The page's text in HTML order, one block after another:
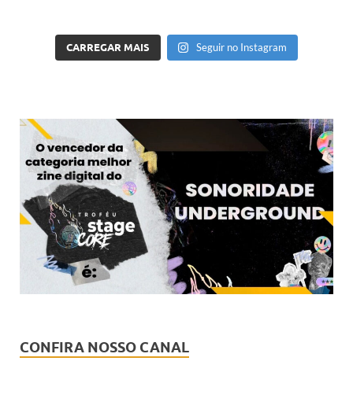
CARREGAR MAIS Seguir no Instagram
CONFIRA NOSSO CANAL